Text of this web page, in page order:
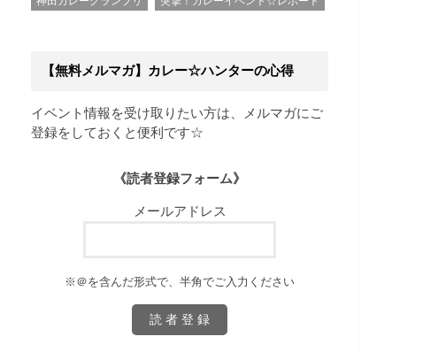
【無料メルマガ】カレー☆ハンターの心得
イベント情報を受け取りたい方は、メルマガにご
登録をしておくと便利です☆
《読者登録フォーム》
メールアドレス
※＠を含んだ形式で、半角でご入力ください